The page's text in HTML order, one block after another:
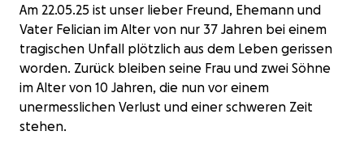
Am 22.05.25 ist unser lieber Freund, Ehemann und
Vater Felician im Alter von nur 37 Jahren bei einem
tragischen Unfall plötzlich aus dem Leben gerissen
worden. Zurück bleiben seine Frau und zwei Söhne
im Alter von 10 Jahren, die nun vor einem
unermesslichen Verlust und einer schweren Zeit
stehen.